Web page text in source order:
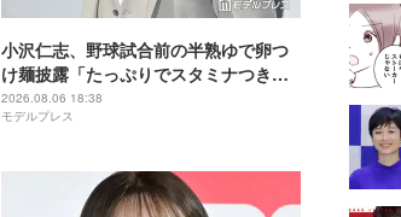
小沢仁志、野球試合前の半熟ゆで卵つ
け麺披露「たっぷりでスタミナつきそ
う」「絶妙な火加減で最高」
2026.08.06 18:38
モデルプレス